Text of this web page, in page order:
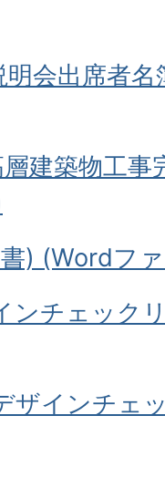
会出席者
建築物工
) (Wordフ
ンチェック
ザインチェ